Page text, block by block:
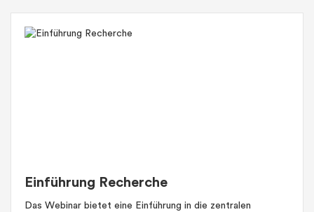
Einführung Recherche
Das Webinar bietet eine Einführung in die zentralen